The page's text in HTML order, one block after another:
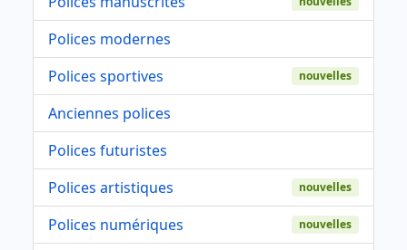
Polices modernes
Polices sportives
nouvelles
Anciennes polices
Polices futuristes
Polices artistiques
nouvelles
Polices numériques nouvelles